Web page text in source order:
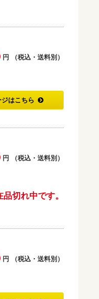
円 （税込・送料別）
はこちら
円 （税込・送料別）
品切れ中です。
円 （税込・送料別）